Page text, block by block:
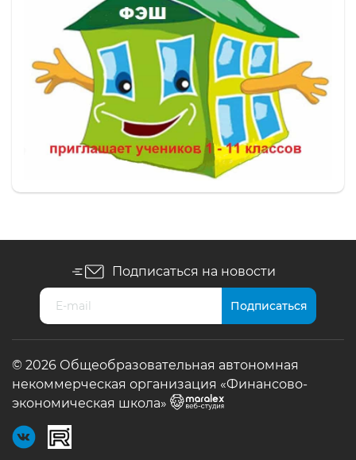
Подписаться на новости
© 2026 Общеобразовательная автономная
некоммерческая организация «Финансово-
экономическая школа»